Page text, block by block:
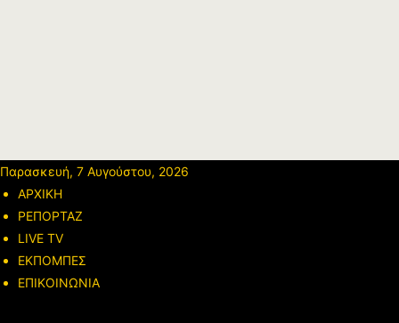
Παρασκευή, 7 Αυγούστου, 2026
ΑΡΧΙΚΗ
ΡΕΠΟΡΤΑΖ
LIVE TV
ΕΚΠΟΜΠΕΣ
ΕΠΙΚΟΙΝΩΝΙΑ